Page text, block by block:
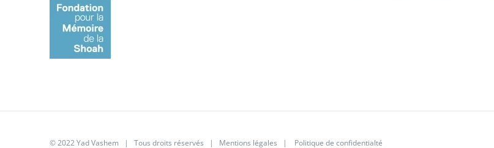
© 2022 Yad Vashem | Tous droits réservés | Mentions légales | Politique de confidentialté